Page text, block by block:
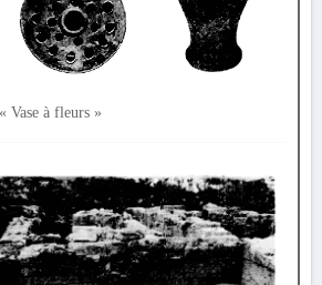
Vase à fleurs »